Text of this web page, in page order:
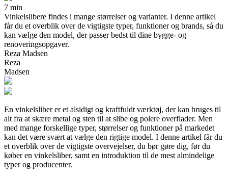
7 min
Vinkelslibere findes i mange størrelser og varianter. I denne artikel
får du et overblik over de vigtigste typer, funktioner og brands, så du
kan vælge den model, der passer bedst til dine bygge- og
renoveringsopgaver.
Reza Madsen
Reza
Madsen
En vinkelsliber er et alsidigt og kraftfuldt værktøj, der kan bruges til
alt fra at skære metal og sten til at slibe og polere overflader. Men
med mange forskellige typer, størrelser og funktioner på markedet
kan det være svært at vælge den rigtige model. I denne artikel får du
et overblik over de vigtigste overvejelser, du bør gøre dig, før du
køber en vinkelsliber, samt en introduktion til de mest almindelige
typer og producenter.